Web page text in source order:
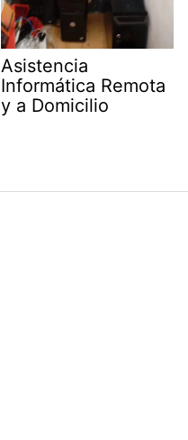
Asistencia
Informática Remota
y a Domicilio